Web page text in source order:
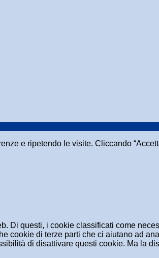
e ripetendo le visite. Cliccando
Di questi, i cookie classificati come
cookie di terze parti che ci aiutano ad
di disattivare questi cookie. Ma la